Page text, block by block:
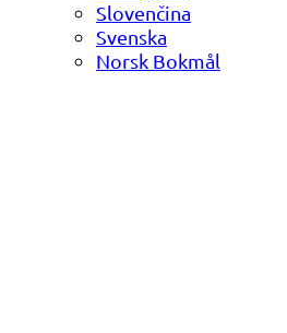
Slovenčina
Svenska
Norsk Bokmål